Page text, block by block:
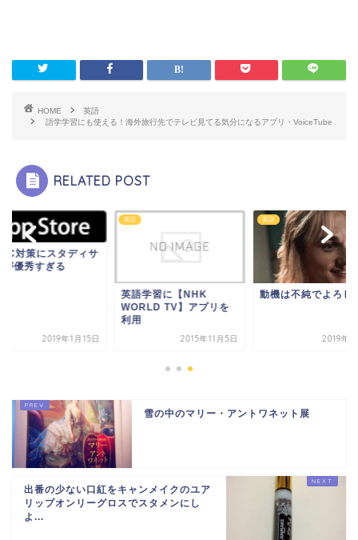
HOME
英語
語学学習にも使える！海外旅行先でテレビ見てる気分になるアプリ・VoiceTube
RELATED POST
対策にスタディサ
が優秀すぎる
2019年1月15日
英語
英語学習に【NHK
WORLD TV】アプリを
利用
2015年11月5日
英語
動機は不純でよろし
2019年3
雪の中のマリー・アントワネット展
出番の少ない口紅をキャンメイクのユア
リップオンリーグロスでスタメンにし
よ...